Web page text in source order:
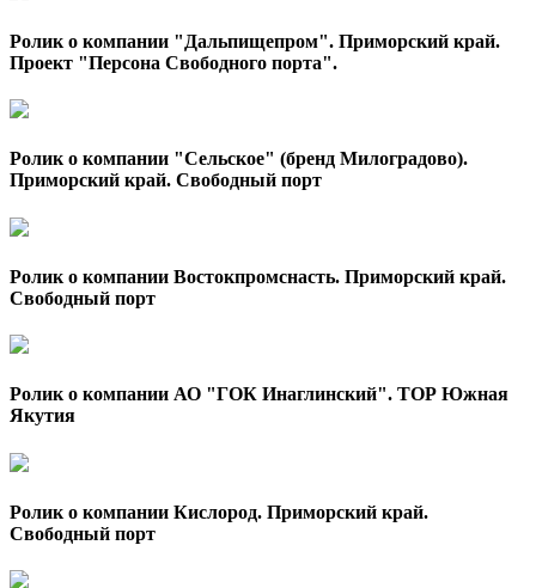
Ролик о компании "Дальпищепром". Приморский край.
Проект "Персона Свободного порта".
Ролик о компании "Сельское" (бренд Милоградово).
Приморский край. Свободный порт
Ролик о компании Востокпромснасть. Приморский край.
Свободный порт
Ролик о компании АО "ГОК Инаглинский". ТОР Южная
Якутия
Ролик о компании Кислород. Приморский край.
Свободный порт